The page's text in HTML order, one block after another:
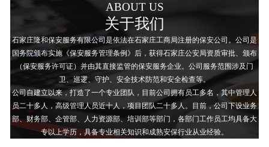
ABOUT US
关于我们
石家庄隆和保安服务有限公司是依法在石家庄工商局注册的保安公司。公司是
国务院颁布实施《保安服务管理条例》后，获得石家庄公安局资质审批、颁布
（保安服务许可证）并由其直接监管的保安服务企业。公司服务范围涉及门
卫、巡逻、守护、安全技术防范和安全检查等。
公司自建立以来，打造了一个专业团队，目前公司拥有员工多名，其中管理人
员二十多人，高级管理人员近十人，项目团队二十多人。目前，公司下设业务
部、财务部、企管部、人力资源部、培训部等部门，各部门工作员工均具备大
专以上学历，具备专业相关知识和成熟安保行业从业经验。